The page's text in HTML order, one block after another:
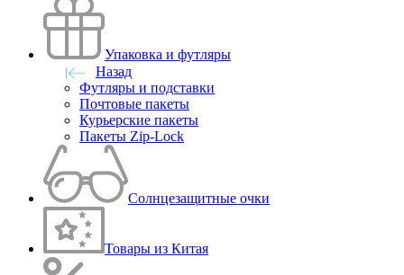
Упаковка и футляры
Назад
Футляры и подставки
Почтовые пакеты
Курьерские пакеты
Пакеты Zip-Lock
Солнцезащитные очки
Товары из Китая